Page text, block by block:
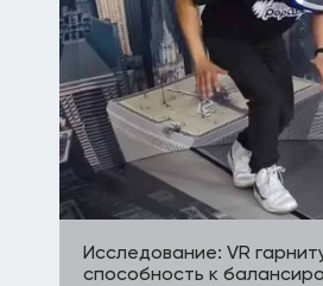
Исследование: VR
способность к